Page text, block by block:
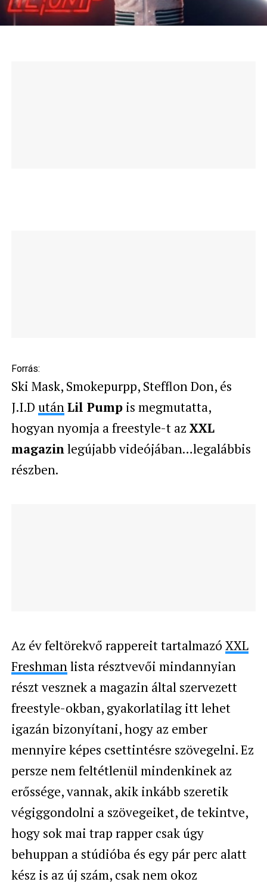
Forrás:
Ski Mask, Smokepurpp, Stefflon Don, és
J.I.D utánLil Pumpis megmutatta,
hogyan nyomja a freestyle-t az XXL
magazinlegújabb videójában…legalábbis
részben.
Az év feltörekvő rappereit tartalmazó XXL
Freshmanlista résztvevői mindannyian
részt vesznek a magazin által szervezett
freestyle-okban, gyakorlatilag itt lehet
igazán bizonyítani, hogy az ember
mennyire képes csettintésre szövegelni. Ez
persze nem feltétlenül mindenkinek az
erőssége, vannak, akik inkább szeretik
végiggondolni a szövegeiket, de tekintve,
hogy sok mai trap rapper csak úgy
behuppan a stúdióba és egy pár perc alatt
kész is az új szám, csak nem okoz